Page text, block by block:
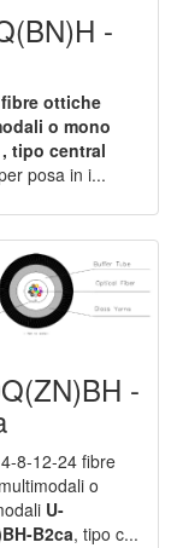
-
fibre ottiche
o mono
tipo central
posa in i...
-
8-12-24 fibre
o
U-
B2ca, tipo c...